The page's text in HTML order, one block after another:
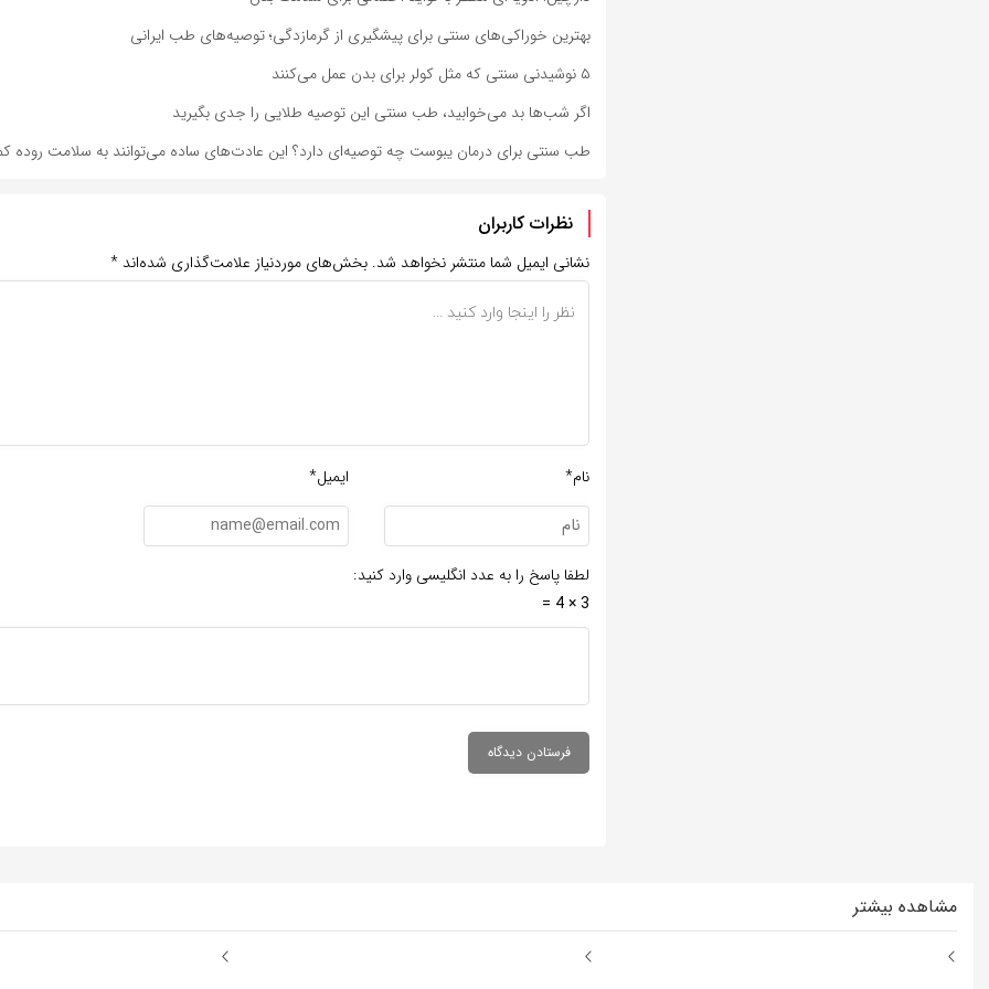
بهترین خوراکی‌های سنتی برای پیشگیری از گرمازدگی؛ توصیه‌های طب ایرانی
۵ نوشیدنی سنتی که مثل کولر برای بدن عمل می‌کنند
اگر شب‌ها بد می‌خوابید، طب سنتی این توصیه طلایی را جدی بگیرید
طب سنتی برای درمان یبوست چه توصیه‌ای دارد؟ این عادت‌های ساده می‌توانند به سلامت روده
نظرات کاربران
نشانی ایمیل شما منتشر نخواهد شد. بخش‌های موردنیاز علامت‌گذاری شده‌اند *
نام* ایمیل*
لطفا پاسخ را به عدد انگلیسی وارد کنید:
3 × 4 =
مشاهده بیشتر